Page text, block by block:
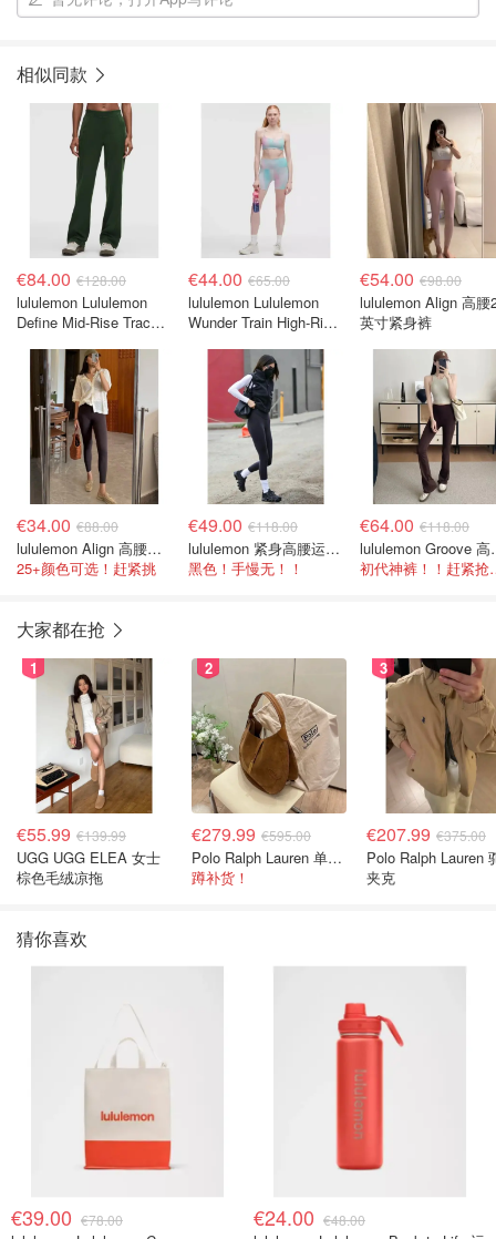
相似同款
€84.00 €128.00
lululemon Lululemon
Define Mid-Rise Track
€44.00 €65.00
lululemon Lululemon
Wunder Train High-Rise
€54.00 €98.00
lululemon Align 高腰
英寸紧身裤
€34.00 €88.00
lululemon Align 高腰九分裤 23英寸
25+颜色可选！赶紧挑
€49.00 €118.00
lululemon 紧身高腰运动裤 25''
黑色！手慢无！！
€64.00 €118.00
初代
大家都在抢
1
€55.99 €139.99
UGG UGG ELEA 女士
棕色毛绒凉拖
2
€279.99 €595.00
Polo Ralph Lauren 单肩包 橄榄绿金色
蹲补货！
3
€207.99 €375.00
Polo Ralph Lauren
夹克
猜你喜欢
€39.00 €78.00 €24.00 €48.00